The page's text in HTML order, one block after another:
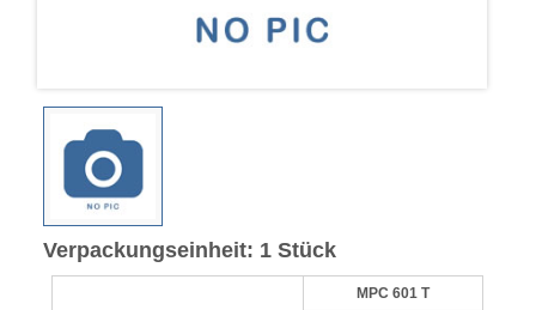
Verpackungseinheit: 1 Stück
MPC 601 T